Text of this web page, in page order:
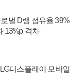
벌 D램 점유율 39%
13%p 격차
디스플레이 모바일